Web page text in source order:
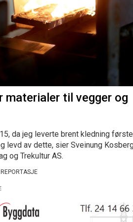
materialer til vegger og
da jeg leverte brent kledning første
levd av dette, sier Sveinung
og Trekultur AS.
REPORTASJE